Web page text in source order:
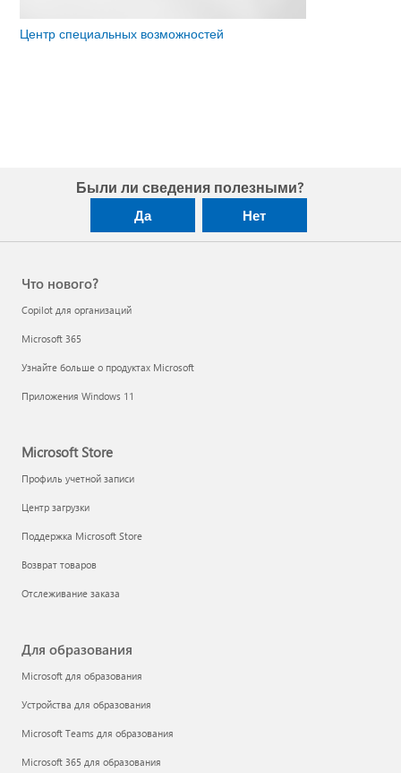
Центр специальных возможностей
Были ли сведения полезными?
Да Нет
Что нового?
Copilot для организаций
Microsoft 365
Узнайте больше о продуктах Microsoft
Приложения Windows 11
Microsoft Store
Профиль учетной записи
Центр загрузки
Поддержка Microsoft Store
Возврат товаров
Отслеживание заказа
Для образования
Microsoft для образования
Устройства для образования
Microsoft Teams для образования
Microsoft 365 для образования